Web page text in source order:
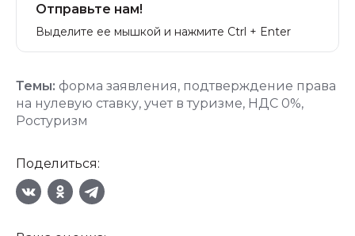
Отправьте нам!
Выделите ее мышкой и нажмите Ctrl + Enter
Темы: форма заявления, подтверждение права
на нулевую ставку, учет в туризме, НДС 0%,
Ростуризм
Поделиться: